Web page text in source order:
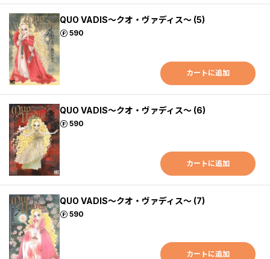
QUO VADIS～クオ・ヴァディス～ (5)
590
ポイント
カートに追加
QUO VADIS～クオ・ヴァディス～ (6)
590
ポイント
カートに追加
QUO VADIS～クオ・ヴァディス～ (7)
590
ポイント
カートに追加